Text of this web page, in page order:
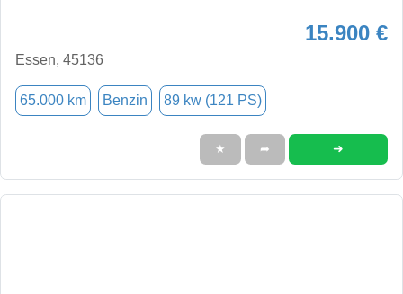
15.900 €
Essen, 45136
65.000 km Benzin 89 kw (121 PS)
★ ➦ ➜